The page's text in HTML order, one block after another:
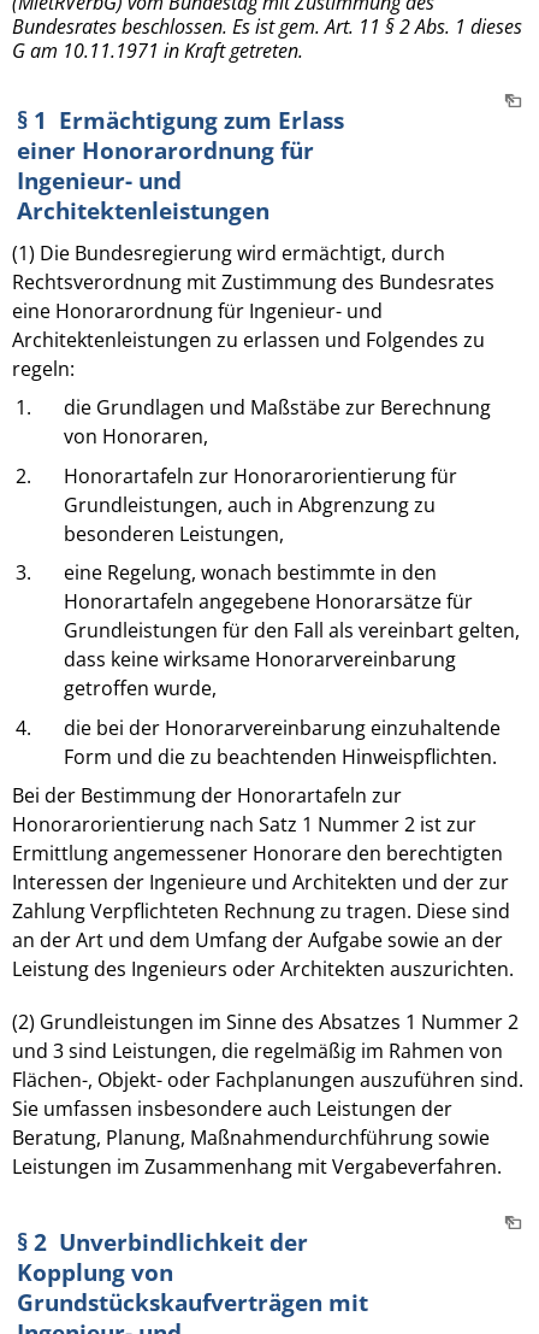
Bundesrates beschlossen. Es ist gem. Art. 11 § 2 Abs. 1 dieses
G am 10.11.1971 in Kraft getreten.
§ 1 Ermächtigung zum Erlass
einer Honorarordnung für
Ingenieur- und
Architektenleistungen
(1) Die Bundesregierung wird ermächtigt, durch
Rechtsverordnung mit Zustimmung des Bundesrates
eine Honorarordnung für Ingenieur- und
Architektenleistungen zu erlassen und Folgendes zu
regeln:
1.
die Grundlagen und Maßstäbe zur Berechnung
von Honoraren,
2.
Honorartafeln zur Honorarorientierung für
Grundleistungen, auch in Abgrenzung zu
besonderen Leistungen,
3.
eine Regelung, wonach bestimmte in den
Honorartafeln angegebene Honorarsätze für
Grundleistungen für den Fall als vereinbart gelten,
dass keine wirksame Honorarvereinbarung
getroffen wurde,
4.
die bei der Honorarvereinbarung einzuhaltende
Form und die zu beachtenden Hinweispflichten.
Bei der Bestimmung der Honorartafeln zur
Honorarorientierung nach Satz 1 Nummer 2 ist zur
Ermittlung angemessener Honorare den berechtigten
Interessen der Ingenieure und Architekten und der zur
Zahlung Verpflichteten Rechnung zu tragen. Diese sind
an der Art und dem Umfang der Aufgabe sowie an der
Leistung des Ingenieurs oder Architekten auszurichten.
(2) Grundleistungen im Sinne des Absatzes 1 Nummer 2
und 3 sind Leistungen, die regelmäßig im Rahmen von
Flächen-, Objekt- oder Fachplanungen auszuführen sind.
Sie umfassen insbesondere auch Leistungen der
Beratung, Planung, Maßnahmendurchführung sowie
Leistungen im Zusammenhang mit Vergabeverfahren.
§ 2 Unverbindlichkeit der
Kopplung von
Grundstückskaufverträgen mit